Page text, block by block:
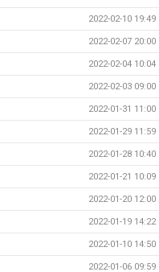
2022-02-10 19:49
2022-02-07 20:00
2022-02-04 10:04
2022-02-03 09:00
2022-01-31 11:00
2022-01-29 11:59
2022-01-28 10:40
2022-01-21 10:09
2022-01-20 12:00
2022-01-19 14:22
2022-01-10 14:50
2022-01-06 09:59